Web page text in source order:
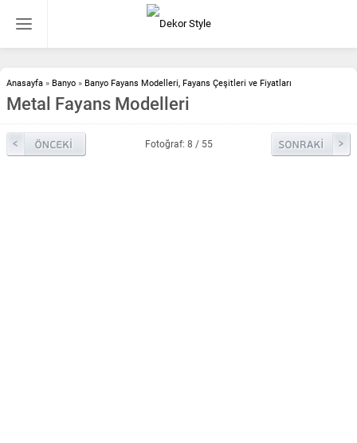
Anasayfa » Banyo » Banyo Fayans Modelleri, Fayans Çeşitleri ve Fiyatları
Metal Fayans Modelleri
Fotoğraf: 8 / 55